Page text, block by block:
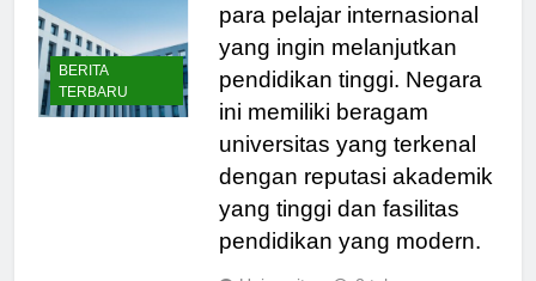
BERITA
TERBARU
para pelajar internasional
yang ingin melanjutkan
pendidikan tinggi. Negara
ini memiliki beragam
universitas yang terkenal
dengan reputasi akademik
yang tinggi dan fasilitas
pendidikan yang modern.